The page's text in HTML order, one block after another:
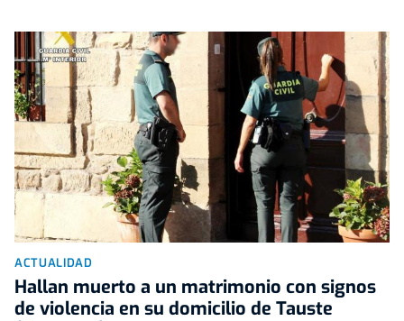
ACTUALIDAD
Hallan muerto a un matrimonio con signos
de violencia en su domicilio de Tauste